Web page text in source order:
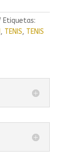
Etiquetas:
, TENIS, TENIS